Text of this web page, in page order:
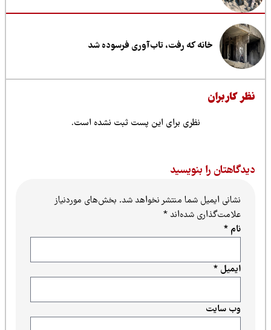
خانه که رفت، تاب‌آوری فرسوده شد
کاربران
نظری برای این پست ثبت نشده است.
را بنویسید
نشانی ایمیل شما منتشر نخواهد شد.بخش‌های موردنیاز
علامت‌گذاری شده‌اند*
ایمیل*
وب‌ سایت